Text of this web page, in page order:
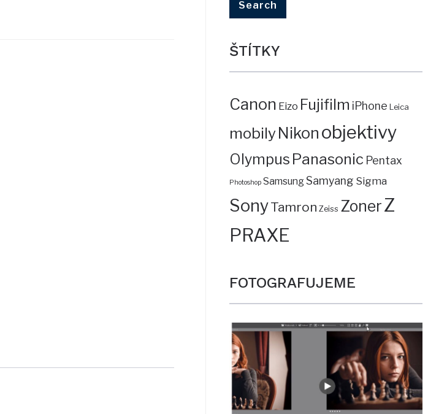
ŠTÍTKY
Canon Eizo Fujifilm iPhone Leica
mobilyNikon objektivy
Olympus Panasonic Pentax
Photoshop SamsungSamyang Sigma
SonyTamron Zeiss ZonerZ
PRAXE
FOTOGRAFUJEME